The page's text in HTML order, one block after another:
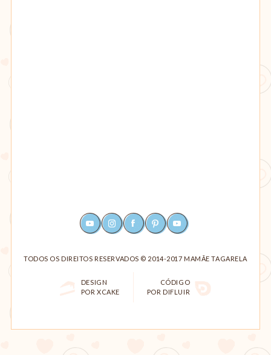
YOUTUBEINSTAGRAMFACEBOOKPINTEREST
TODOS OS DIREITOS RESERVADOS © 2014-2017 MAMÃE TAGARELA
DESIGN
POR XCAKE
CÓDIGO
POR DIFLUIR